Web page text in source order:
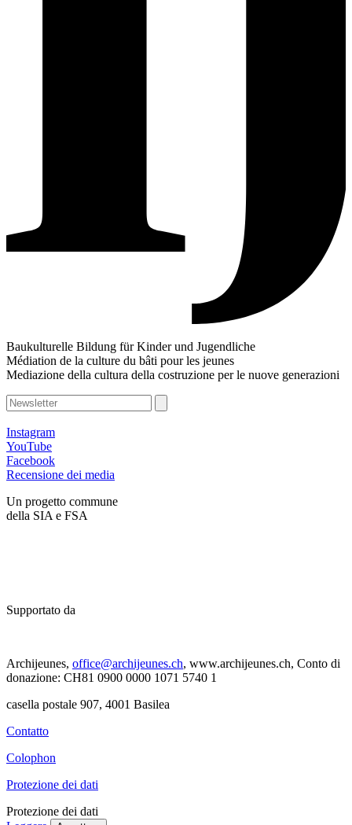
Baukulturelle Bildung für Kinder und Jugendliche
Médiation de la culture du bâti pour les jeunes
Mediazione della cultura della costruzione per le nuove generazioni
Instagram
YouTube
Facebook
Recensione dei media
Un progetto commune
della SIA e FSA
Supportato da
Archijeunes, office@archijeunes.ch, www.archijeunes.ch, Conto di
donazione: CH81 0900 0000 1071 5740 1
casella postale 907, 4001 Basilea
Contatto
Colophon
Protezione dei dati
Protezione dei dati